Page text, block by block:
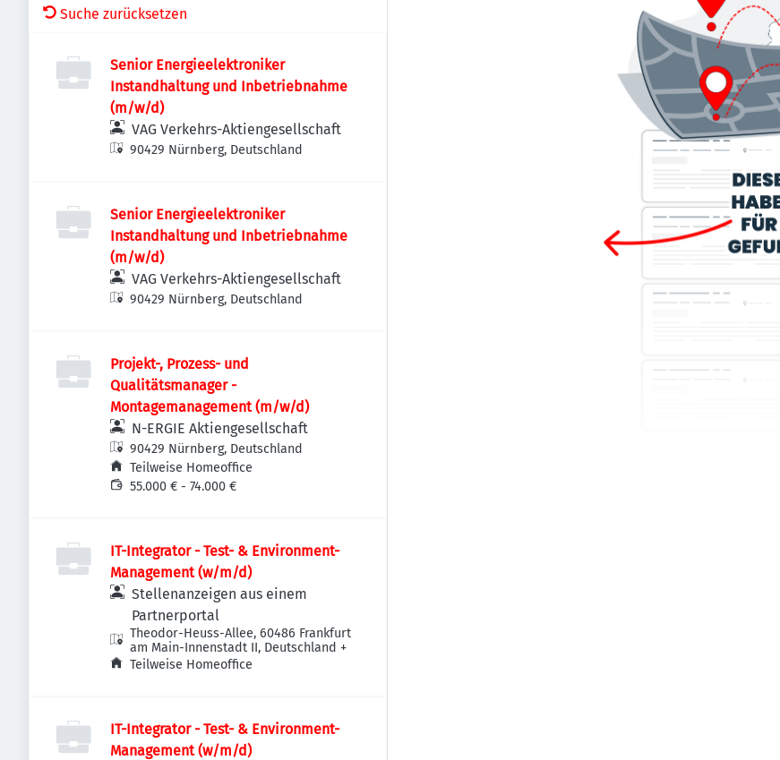
Suche zurücksetzen
Senior Energieelektroniker
Instandhaltung und Inbetriebnahme
(m/w/d)
VAG Verkehrs-Aktiengesellschaft
90429 Nürnberg, Deutschland
Senior Energieelektroniker
Instandhaltung und Inbetriebnahme
(m/w/d)
VAG Verkehrs-Aktiengesellschaft
90429 Nürnberg, Deutschland
Projekt-, Prozess- und
Qualitätsmanager -
Montagemanagement (m/w/d)
N-ERGIE Aktiengesellschaft
90429 Nürnberg, Deutschland
Teilweise Homeoffice
55.000 € - 74.000 €
IT-Integrator - Test- & Environment-
Management (w/m/d)
Stellenanzeigen aus einem
Partnerportal
Theodor-Heuss-Allee, 60486 Frankfurt
am Main-Innenstadt II, Deutschland +
Teilweise Homeoffice
IT-Integrator - Test- & Environment-
Management (w/m/d)